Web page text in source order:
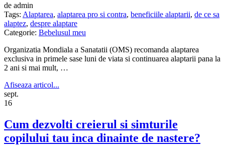
de admin
Tags: Alaptarea, alaptarea pro si contra, beneficiile alaptarii, de ce sa
alaptez, despre alaptare
Categorie: Bebelusul meu
Organizatia Mondiala a Sanatatii (OMS) recomanda alaptarea
exclusiva in primele sase luni de viata si continuarea alaptarii pana la
2 ani si mai mult, …
Afiseaza articol...
sept.
16
Cum dezvolti creierul si simturile
copilului tau inca dinainte de nastere?